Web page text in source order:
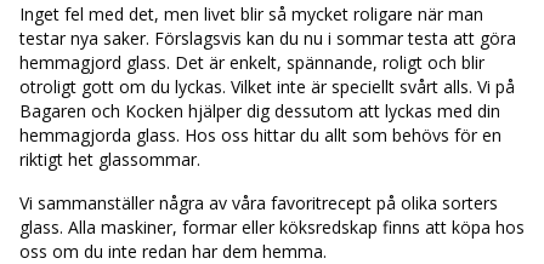
Inget fel med det, men livet blir så mycket roligare när man
testar nya saker. Förslagsvis kan du nu i sommar testa att göra
hemmagjord glass. Det är enkelt, spännande, roligt och blir
otroligt gott om du lyckas. Vilket inte är speciellt svårt alls. Vi på
Bagaren och Kocken hjälper dig dessutom att lyckas med din
hemmagjorda glass. Hos oss hittar du allt som behövs för en
riktigt het glassommar.
Vi sammanställer några av våra favoritrecept på olika sorters
glass. Alla maskiner, formar eller köksredskap finns att köpa hos
oss om du inte redan har dem hemma.